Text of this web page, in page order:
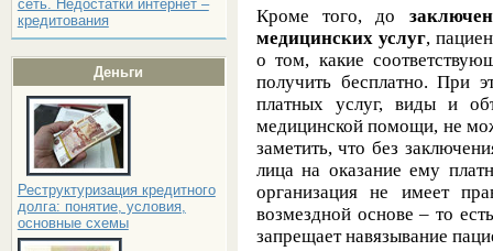
сеть. Недостатки интернет –
кредитования
Деньги
Реструктуризация кредитного
долга: понятие, условия,
основные схемы
Кроме того, до
медицинских услуг,
о том, какие
получить бесплатно. При
платных услуг, виды и
медицинской помощи, не
заметить, что без
лица на оказание ему
организация не имеет
возмездной основе – то
запрещает навязывание